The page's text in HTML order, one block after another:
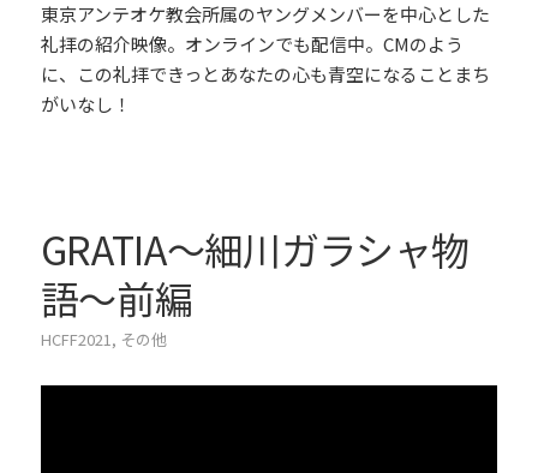
東京アンテオケ教会所属のヤングメンバーを中心とした
礼拝の紹介映像。オンラインでも配信中。CMのよう
に、この礼拝できっとあなたの心も青空になることまち
がいなし！
GRATIA〜細川ガラシャ物
語〜前編
HCFF2021, その他